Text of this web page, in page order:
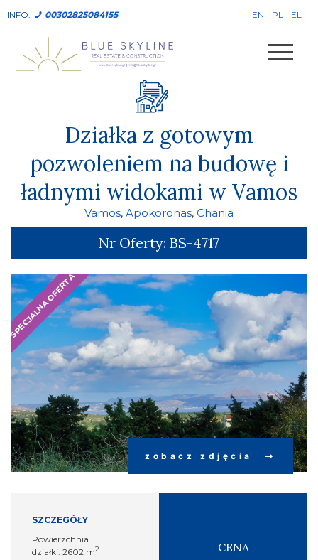
INFO: 00302825084155 EN PL EL
Działka z gotowym
pozwoleniem na budowę i
ładnymi widokami w Vamos
Vamos, Apokoronas, Chania
Nr Oferty: BS-4717
zobacz zdjęcia
SPECJALNA OFERTA
SZCZEGÓŁY
Powierzchnia
działki: 2602 m2 CENA